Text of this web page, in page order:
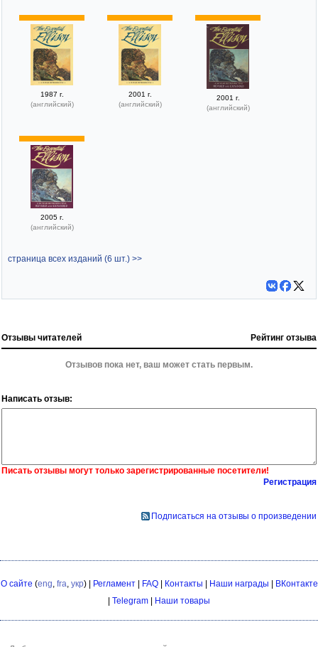
1987 г.
(английский)
2001 г.
(английский)
2001 г.
(английский)
2005 г.
(английский)
страница всех изданий (6 шт.) >>
Отзывы читателей Рейтинг отзыва
Отзывов пока нет, ваш может стать первым.
Написать отзыв:
Писать отзывы могут только зарегистрированные посетители!
Регистрация
Подписаться на отзывы о произведении
О сайте (eng fra укр) | Регламент| FAQ| Контакты | Наши награды | ВКонтакте
| Telegram | Наши товары